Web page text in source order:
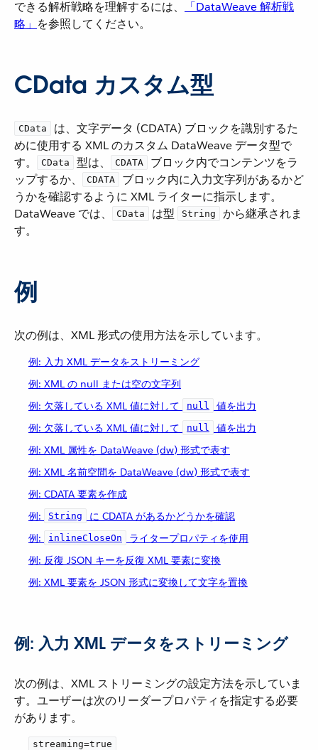
できる解析戦略を理解するには、​
「DataWeave 解析戦
略」 ​を参照してください。
CData カスタム型
CData
​ は、文字データ (CDATA) ブロックを識別するた
めに使用する XML のカスタム DataWeave データ型で
す。​
CData ​ 型は、​ CDATA
​ ブロック内でコンテンツをラ
ップするか、​
CDATA
​ ブロック内に入力文字列があるかど
うかを確認するように XML ライターに指示します。
DataWeave では、​
CData ​ は型 ​ String
​ から継承されま
す。
例
次の例は、XML 形式の使用方法を示しています。
例: 入力 XML データをストリーミング
例: XML の null または空の文字列
例: 欠落している XML 値に対して ​
null
​ 値を出力
例: 欠落している XML 値に対して ​
null
​ 値を出力
例: XML 属性を DataWeave (dw) 形式で表す
例: XML 名前空間を DataWeave (dw) 形式で表す
例: CDATA 要素を作成
例:
String
​ に CDATA があるかどうかを確認
例:
inlineCloseOn
​ ライタープロパティを使用
例: 反復 JSON キーを反復 XML 要素に変換
例: XML 要素を JSON 形式に変換して文字を置換
例: 入力 XML データをストリーミング
次の例は、XML ストリーミングの設定方法を示していま
す。ユーザーは次のリーダープロパティを指定する必要
があります。
streaming=true